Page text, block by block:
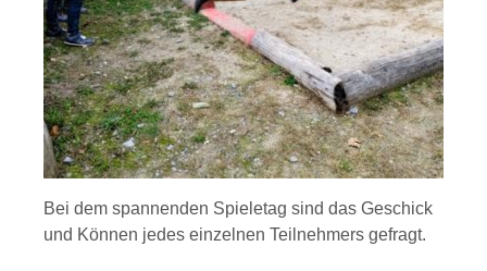
Bei dem spannenden Spieletag sind das Geschick
und Können jedes einzelnen Teilnehmers gefragt.